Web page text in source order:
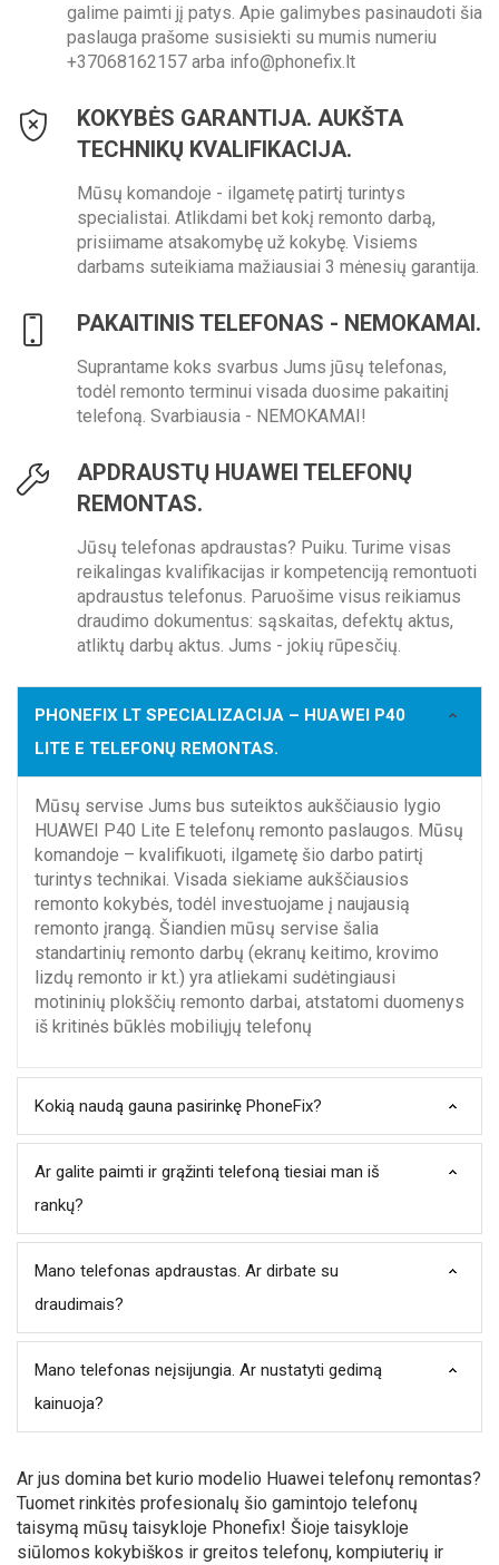
galime paimti jį patys. Apie galimybes pasinaudoti šia
paslauga prašome susisiekti su mumis numeriu
+37068162157 arba info@phonefix.lt
KOKYBĖS GARANTIJA. AUKŠTA
TECHNIKŲ KVALIFIKACIJA.
Mūsų komandoje - ilgametę patirtį turintys
specialistai. Atlikdami bet kokį remonto darbą,
prisiimame atsakomybę už kokybę. Visiems
darbams suteikiama mažiausiai 3 mėnesių garantija.
PAKAITINIS TELEFONAS - NEMOKAMAI.
Suprantame koks svarbus Jums jūsų telefonas,
todėl remonto terminui visada duosime pakaitinį
telefoną. Svarbiausia - NEMOKAMAI!
APDRAUSTŲ HUAWEI TELEFONŲ
REMONTAS.
Jūsų telefonas apdraustas? Puiku. Turime visas
reikalingas kvalifikacijas ir kompetenciją remontuoti
apdraustus telefonus. Paruošime visus reikiamus
draudimo dokumentus: sąskaitas, defektų aktus,
atliktų darbų aktus. Jums - jokių rūpesčių.
PHONEFIX LT SPECIALIZACIJA – HUAWEI P40
LITE E TELEFONŲ REMONTAS.
Mūsų servise Jums bus suteiktos aukščiausio lygio
HUAWEI P40 Lite E telefonų remonto paslaugos. Mūsų
komandoje – kvalifikuoti, ilgametę šio darbo patirtį
turintys technikai. Visada siekiame aukščiausios
remonto kokybės, todėl investuojame į naujausią
remonto įrangą. Šiandien mūsų servise šalia
standartinių remonto darbų (ekranų keitimo, krovimo
lizdų remonto ir kt.) yra atliekami sudėtingiausi
motininių plokščių remonto darbai, atstatomi duomenys
iš kritinės būklės mobiliųjų telefonų
Kokią naudą gauna pasirinkę PhoneFix?
Ar galite paimti ir grąžinti telefoną tiesiai man iš
rankų?
Mano telefonas apdraustas. Ar dirbate su
draudimais?
Mano telefonas neįsijungia. Ar nustatyti gedimą
kainuoja?
Ar jus domina bet kurio modelio Huawei telefonų remontas?
Tuomet rinkitės profesionalų šio gamintojo telefonų
taisymą mūsų taisykloje Phonefix! Šioje taisykloje
siūlomos kokybiškos ir greitos telefonų, kompiuterių ir